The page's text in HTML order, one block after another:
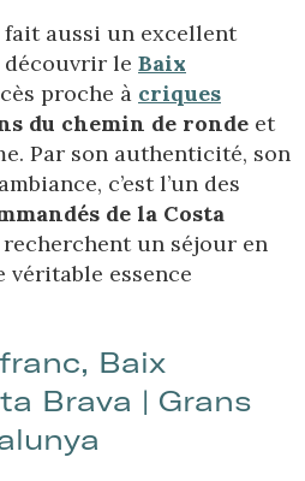
fait aussi un excellent
le Baix
proche à criques
du chemin de ronde et
Par son authenticité, son
c’est l’un des
de la Costa
un séjour en
véritable essence
Baix
Brava | Grans
cookies pour collecter des
nos services. Si vous
acceptez leur installation.
de configurer son navigateur,
leur installation sur son
garder à l'esprit qu'une telle
de navigation sur le
du comportement des
informations collectées via ce
pour mesurer l'activité du
profils de navigation des
effectuée par les
nous permettent de
de préférence de l'utilisateur
nos services et offrir une
aux produits recommandés.